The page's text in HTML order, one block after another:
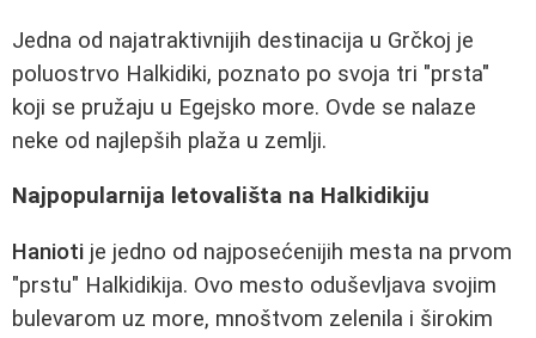
Jedna od najatraktivnijih destinacija u Grčkoj je
poluostrvo Halkidiki, poznato po svoja tri "prsta"
koji se pružaju u Egejsko more. Ovde se nalaze
neke od najlepših plaža u zemlji.
Najpopularnija letovališta na Halkidikiju
Hanioti je jedno od najposećenijih mesta na prvom
"prstu" Halkidikija. Ovo mesto oduševljava svojim
bulevarom uz more, mnoštvom zelenila i širokim